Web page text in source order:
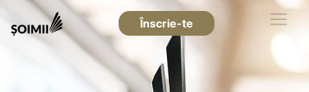
Înscrie-te